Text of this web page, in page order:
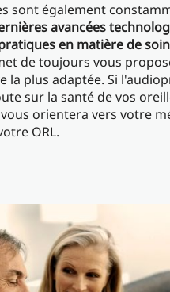
sont également
avancées
en matière de
de toujours vous
la plus adaptée. Si
sur la santé de vos
orientera vers votre
ORL.